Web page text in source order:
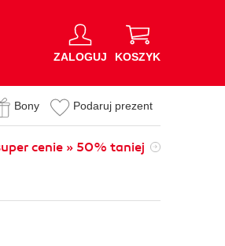
ZALOGUJ KOSZYK
Bony Podaruj prezent
cenie » 50% taniej